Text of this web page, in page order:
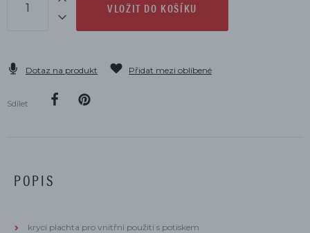
VLOŽIT DO KOŠÍKU
Dotaz na produkt Přidat mezi oblíbené
Sdílet
POPIS
krycí plachta pro vnitřní použití s potiskem